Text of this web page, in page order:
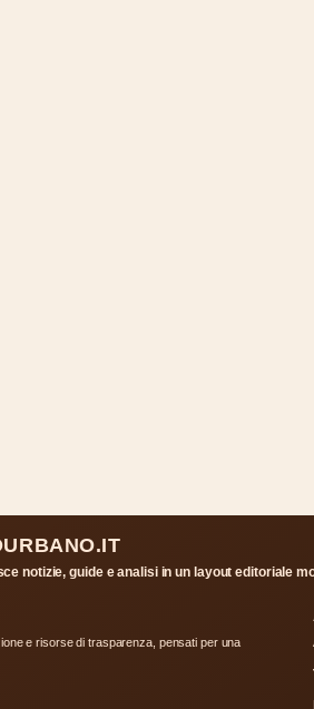
e risorse di trasparenza, pensati per una